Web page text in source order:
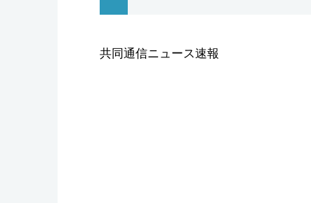
共同通信ニュース速報